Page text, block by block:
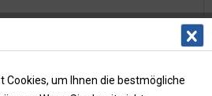
Cookies, um Ihnen die bestmögliche